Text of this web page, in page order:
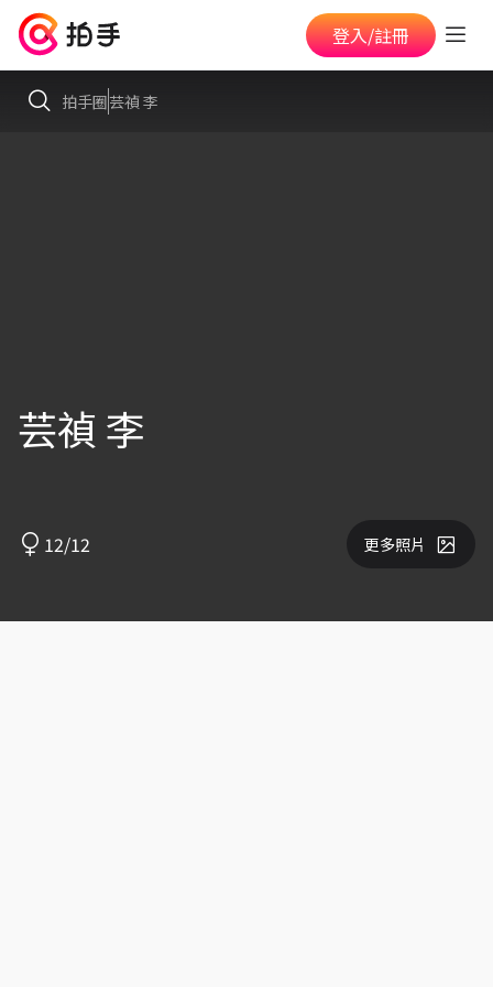
登入/註冊
拍手圈芸禎 李
芸禎 李
12/12 更多照片